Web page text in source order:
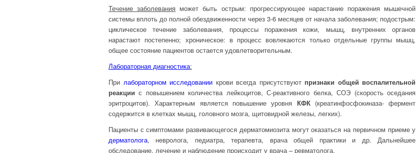
Течение заболевания может быть острым: прогрессирующее нарастание поражения мышечной
системы вплоть до полной обездвиженности через 3-6 месяцев от начала заболевания; подострым:
циклическое течение заболевания, процессы поражения кожи, мышц, внутренних органов
нарастают постепенно; хроническое: в процесс вовлекаются только отдельные группы мышц,
общее состояние пациентов остается удовлетворительным.
Лабораторная диагностика:
При лабораторном исследовании крови всегда присутствуют признаки общей воспалительной
реакции с повышением количества лейкоцитов, С-реактивного белка, СОЭ (скорость оседания
эритроцитов). Характерным является повышение уровня КФК(креатинфосфокиназа- фермент
содержится в клетках мышц, головного мозга, щитовидной железы, легких).
Пациенты с симптомами развивающегося дерматомиозита могут оказаться на первичном приеме у
дерматолога, невролога, педиатра, терапевта, врача общей практики и др. Дальнейшее
обследование, лечение и наблюдение происходит у врача – ревматолога.